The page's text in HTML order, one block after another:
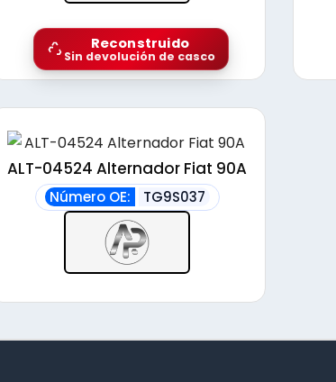
Reconstruido
Sin devolución de casco
ALT-04524 Alternador Fiat 90A
Número OE: TG9S037